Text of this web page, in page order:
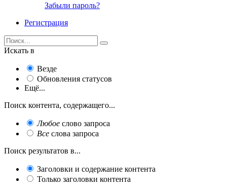
Забыли пароль?
Регистрация
Искать в
Везде
Обновления статусов
Ещё...
Поиск контента, содержащего...
Любое слово запроса
Все слова запроса
Поиск результатов в...
Заголовки и содержание контента
Только заголовки контента